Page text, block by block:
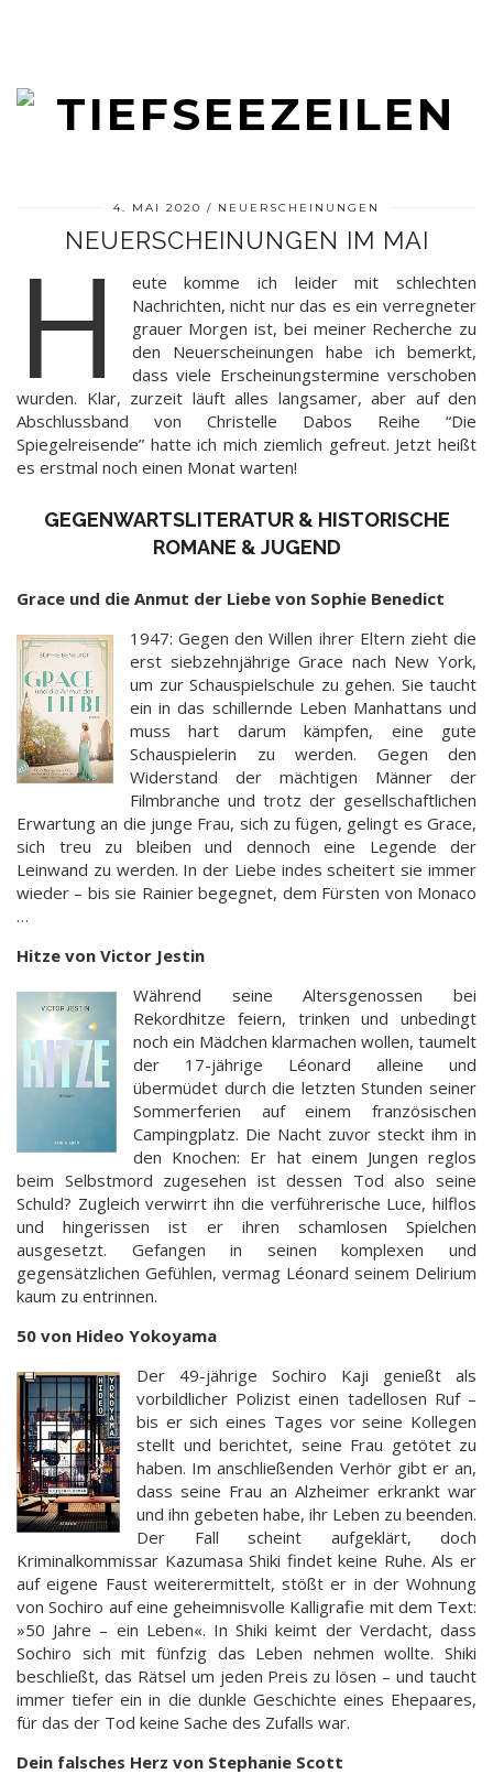
4. MAI 2020 NEUERSCHEINUNGEN
NEUERSCHEINUNGEN IM MAI
H
eute komme ich leider mit schlechten
Nachrichten, nicht nur das es ein verregneter
grauer Morgen ist, bei meiner Recherche zu
den Neuerscheinungen habe ich bemerkt,
dass viele Erscheinungstermine verschoben
wurden. Klar, zurzeit läuft alles langsamer, aber auf den
Abschlussband von Christelle Dabos Reihe “Die
Spiegelreisende” hatte ich mich ziemlich gefreut. Jetzt heißt
es erstmal noch einen Monat warten!
GEGENWARTSLITERATUR & HISTORISCHE
ROMANE & JUGEND
Grace und die Anmut der Liebe von Sophie Benedict
1947: Gegen den Willen ihrer Eltern zieht die
erst siebzehnjährige Grace nach New York,
um zur Schauspielschule zu gehen. Sie taucht
ein in das schillernde Leben Manhattans und
muss hart darum kämpfen, eine gute
Schauspielerin zu werden. Gegen den
Widerstand der mächtigen Männer der
Filmbranche und trotz der gesellschaftlichen
Erwartung an die junge Frau, sich zu fügen, gelingt es Grace,
sich treu zu bleiben und dennoch eine Legende der
Leinwand zu werden. In der Liebe indes scheitert sie immer
wieder – bis sie Rainier begegnet, dem Fürsten von Monaco
…
Hitze von Victor Jestin
Während seine Altersgenossen bei
Rekordhitze feiern, trinken und unbedingt
noch ein Mädchen klarmachen wollen, taumelt
der 17-jährige Léonard alleine und
übermüdet durch die letzten Stunden seiner
Sommerferien auf einem französischen
Campingplatz. Die Nacht zuvor steckt ihm in
den Knochen: Er hat einem Jungen reglos
beim Selbstmord zugesehen ist dessen Tod also seine
Schuld? Zugleich verwirrt ihn die verführerische Luce, hilflos
und hingerissen ist er ihren schamlosen Spielchen
ausgesetzt. Gefangen in seinen komplexen und
gegensätzlichen Gefühlen, vermag Léonard seinem Delirium
kaum zu entrinnen.
50 von Hideo Yokoyama
Der 49-jährige Sochiro Kaji genießt als
vorbildlicher Polizist einen tadellosen Ruf –
bis er sich eines Tages vor seine Kollegen
stellt und berichtet, seine Frau getötet zu
haben. Im anschließenden Verhör gibt er an,
dass seine Frau an Alzheimer erkrankt war
und ihn gebeten habe, ihr Leben zu beenden.
Der Fall scheint aufgeklärt, doch
Kriminalkommissar Kazumasa Shiki findet keine Ruhe. Als er
auf eigene Faust weiterermittelt, stößt er in der Wohnung
von Sochiro auf eine geheimnisvolle Kalligrafie mit dem Text:
»50 Jahre – ein Leben«. In Shiki keimt der Verdacht, dass
Sochiro sich mit fünfzig das Leben nehmen wollte. Shiki
beschließt, das Rätsel um jeden Preis zu lösen – und taucht
immer tiefer ein in die dunkle Geschichte eines Ehepaares,
für das der Tod keine Sache des Zufalls war.
Dein falsches Herz von Stephanie Scott